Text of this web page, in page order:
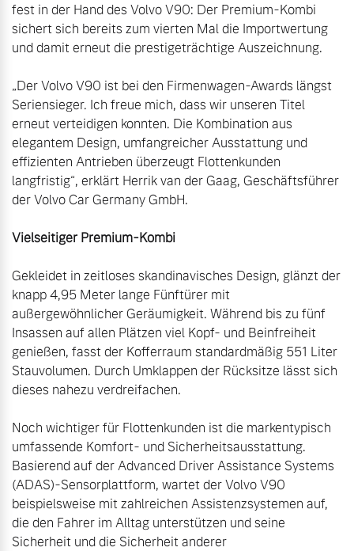
fest in der Hand des Volvo V90: Der Premium-Kombi
sichert sich bereits zum vierten Mal die Importwertung
und damit erneut die prestigeträchtige Auszeichnung.
„Der Volvo V90 ist bei den Firmenwagen-Awards längst
Seriensieger. Ich freue mich, dass wir unseren Titel
erneut verteidigen konnten. Die Kombination aus
elegantem Design, umfangreicher Ausstattung und
effizienten Antrieben überzeugt Flottenkunden
langfristig“, erklärt Herrik van der Gaag, Geschäftsführer
der Volvo Car Germany GmbH.
Vielseitiger Premium-Kombi
Gekleidet in zeitloses skandinavisches Design, glänzt der
knapp 4,95 Meter lange Fünftürer mit
außergewöhnlicher Geräumigkeit. Während bis zu fünf
Insassen auf allen Plätzen viel Kopf- und Beinfreiheit
genießen, fasst der Kofferraum standardmäßig 551 Liter
Stauvolumen. Durch Umklappen der Rücksitze lässt sich
dieses nahezu verdreifachen.
Noch wichtiger für Flottenkunden ist die markentypisch
umfassende Komfort- und Sicherheitsausstattung.
Basierend auf der Advanced Driver Assistance Systems
(ADAS)-Sensorplattform, wartet der Volvo V90
beispielsweise mit zahlreichen Assistenzsystemen auf,
die den Fahrer im Alltag unterstützen und seine
Sicherheit und die Sicherheit anderer